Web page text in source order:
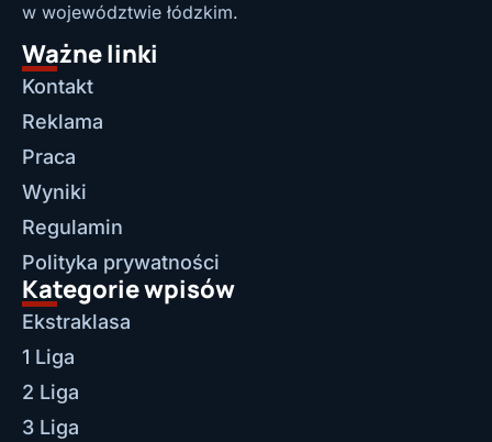
w województwie łódzkim.
Ważne linki
Kontakt
Reklama
Praca
Wyniki
Regulamin
Polityka prywatności
Kategorie wpisów
Ekstraklasa
1 Liga
2 Liga
3 Liga